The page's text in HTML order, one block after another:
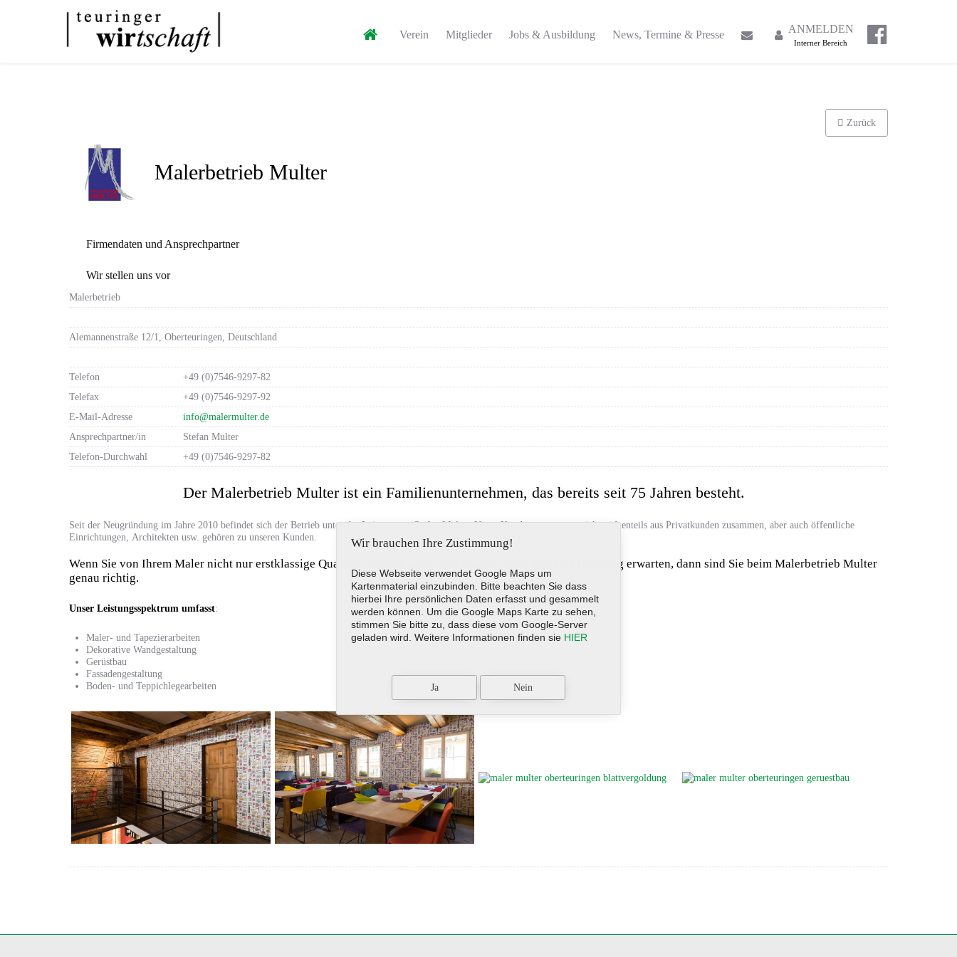
Verein Mitglieder Jobs & Ausbildung News, Termine & Presse ANMELDEN
Interner Bereich
Zurück
Malerbetrieb Multer
Firmendaten und Ansprechpartner
Wir stellen uns vor
Malerbetrieb
Alemannenstraße 12/1, Oberteuringen, Deutschland
Telefon
+49 (0)7546-9297-82
Telefax
+49 (0)7546-9297-92
E-Mail-Adresse
info@malermulter.de
Ansprechpartner/in
Stefan Multer
Telefon-Durchwahl
+49 (0)7546-9297-82
Der Malerbetrieb Multer ist ein Familienunternehmen, das bereits seit 75 Jahren besteht.
Seit der Neugründung im Jahre 2010 befindet sich der Betrieb unter der Leitung von Stefan Multer. Unser Kundenstamm setzt sich größtenteils aus Privatkunden zusammen, aber auch öffentliche
Einrichtungen, Architekten usw. gehören zu unseren Kunden.
Wenn Sie von Ihrem Maler nicht nur erstklassige Qualität, sondern auch individuelle Ideen und gute Beratung erwarten, dann sind Sie beim Malerbetrieb Multer
genau richtig.
Unser Leistungsspektrum umfasst:
Maler- und Tapezierarbeiten
Dekorative Wandgestaltung
Gerüstbau
Fassadengestaltung
Boden- und Teppichlegearbeiten
Wir brauchen Ihre Zustimmung!
Diese Webseite verwendet Google Maps um
Kartenmaterial einzubinden. Bitte beachten Sie dass
hierbei Ihre persönlichen Daten erfasst und gesammelt
werden können. Um die Google Maps Karte zu sehen,
stimmen Sie bitte zu, dass diese vom Google-Server
geladen wird. Weitere Informationen finden sie HIER